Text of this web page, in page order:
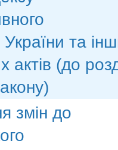
та
актів (до
змін до